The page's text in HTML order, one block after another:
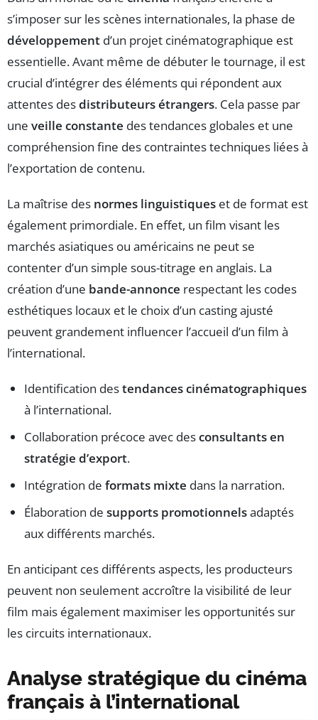
s’imposer sur les scènes internationales, la phase de
développement d’un projet cinématographique est
essentielle. Avant même de débuter le tournage, il est
crucial d’intégrer des éléments qui répondent aux
attentes desdistributeurs étrangers. Cela passe par
une veille constante des tendances globales et une
compréhension fine des contraintes techniques liées à
l’exportation de contenu.
La maîtrise des normes linguistiques et de format est
également primordiale. En effet, un film visant les
marchés asiatiques ou américains ne peut se
contenter d’un simple sous-titrage en anglais. La
création d’une bande-annonce respectant les codes
esthétiques locaux et le choix d’un casting ajusté
peuvent grandement influencer l’accueil d’un film à
l’international.
Identification destendances cinématographiques
à l’international.
Collaboration précoce avec desconsultants en
stratégie d’export.
Intégration de formats mixte dans la narration.
Élaboration de supports promotionnelsadaptés
aux différents marchés.
En anticipant ces différents aspects, les producteurs
peuvent non seulement accroître la visibilité de leur
film mais également maximiser les opportunités sur
les circuits internationaux.
Analyse stratégique du cinéma
français à l’international